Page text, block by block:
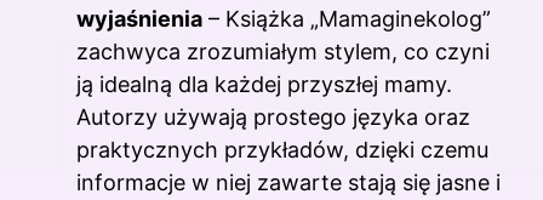
wyjaśnienia – Książka „Mamaginekolog”
zachwyca zrozumiałym stylem, co czyni
ją idealną dla każdej przyszłej mamy.
Autorzy używają prostego języka oraz
praktycznych przykładów, dzięki czemu
informacje w niej zawarte stają się jasne i